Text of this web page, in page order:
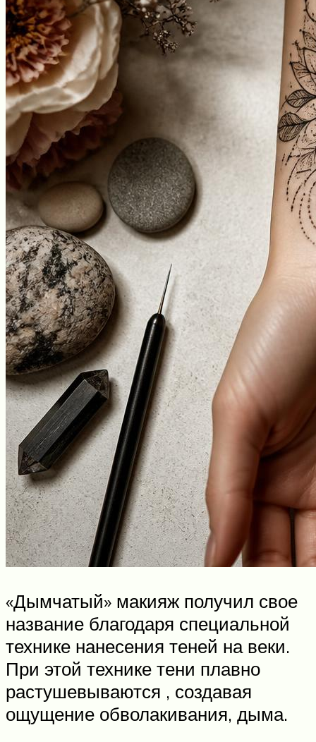
«Дымчатый» макияж получил свое
название благодаря специальной
технике нанесения теней на веки.
При этой технике тени плавно
растушевываются , создавая
ощущение обволакивания, дыма.